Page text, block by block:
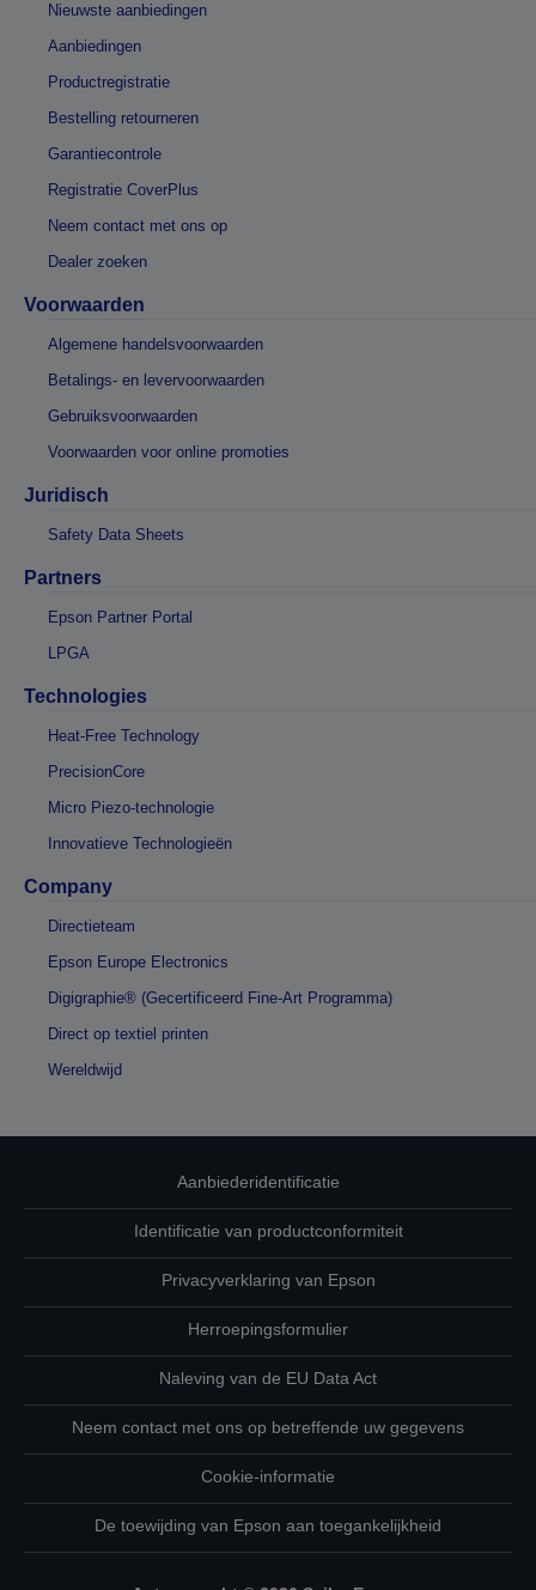
Nieuwste aanbiedingen
Aanbiedingen
Productregistratie
Bestelling retourneren
Garantiecontrole
Registratie CoverPlus
Neem contact met ons op
Dealer zoeken
Voorwaarden
Algemene handelsvoorwaarden
Betalings- en levervoorwaarden
Gebruiksvoorwaarden
Voorwaarden voor online promoties
Juridisch
Safety Data Sheets
Partners
Epson Partner Portal
LPGA
Technologies
Heat-Free Technology
PrecisionCore
Micro Piezo-technologie
Innovatieve Technologieën
Company
Directieteam
Epson Europe Electronics
Digigraphie® (Gecertificeerd Fine-Art Programma)
Direct op textiel printen
Wereldwijd
Aanbiederidentificatie
Identificatie van productconformiteit
Privacyverklaring van Epson
Herroepingsformulier
Naleving van de EU Data Act
Neem contact met ons op betreffende uw gegevens
Cookie-informatie
De toewijding van Epson aan toegankelijkheid